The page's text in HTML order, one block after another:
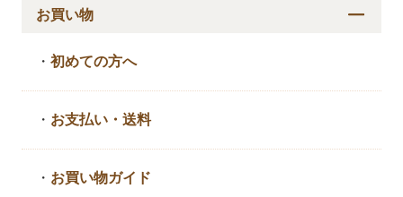
お買い物
・初めての方へ
・ お支払い・送料
・ お買い物ガイド